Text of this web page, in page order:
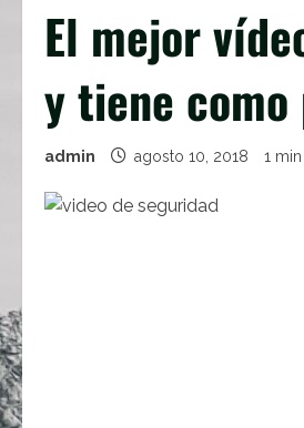
El mejor
y tiene como
admin agosto 10, 2018 1